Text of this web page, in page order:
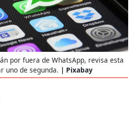
por fuera de WhatsApp, revisa esta
uno de segunda.
Pixabay